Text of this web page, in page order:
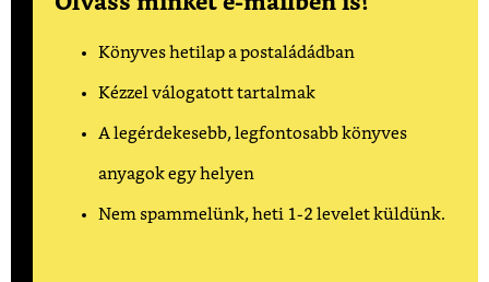
Könyves hetilap a postaládádban
Kézzel válogatott tartalmak
A legérdekesebb, legfontosabb könyves
anyagok egy helyen
Nem spammelünk, heti 1-2 levelet küldünk.